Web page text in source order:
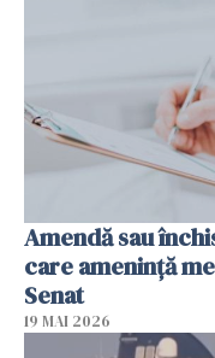
Amendă sau
care ameninţă
Senat
19 MAI 2026